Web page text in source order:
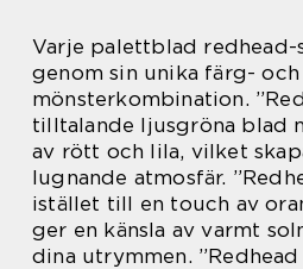
Varje palettblad
genom sin unika färg- och
mönsterkombination.
tilltalande ljusgröna blad
av rött och lila, vilket
lugnande atmosfär.
istället till en touch av
ger en känsla av varmt
dina utrymmen.